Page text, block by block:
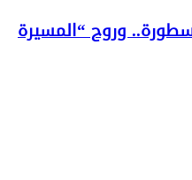
وروح “المسيرة